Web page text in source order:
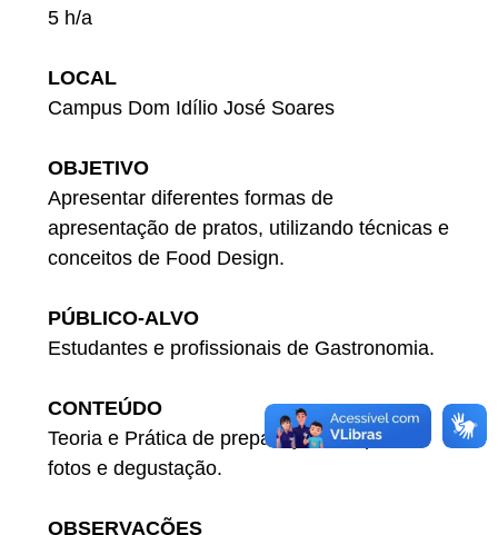
5 h/a
LOCAL
Campus Dom Idílio José Soares
OBJETIVO
Apresentar diferentes formas de
apresentação de pratos, utilizando técnicas e
conceitos de Food Design.
PÚBLICO-ALVO
Estudantes e profissionais de Gastronomia.
CONTEÚDO
Teoria e Prática de preparações de pratos,
fotos e degustação.
OBSERVAÇÕES